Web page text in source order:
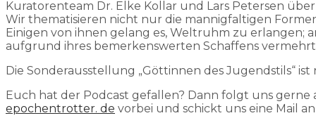
Kuratorenteam Dr. Elke Kollar und Lars Petersen
Wir thematisieren nicht nur die mannigfaltigen
Einigen von ihnen gelang es, Weltruhm zu
aufgrund ihres bemerkenswerten Schaffens
Die Sonderausstellung „Göttinnen des Jugendstils“
Euch hat der Podcast gefallen? Dann folgt uns gerne
epochentrotter. de vorbei und schickt uns eine Mail